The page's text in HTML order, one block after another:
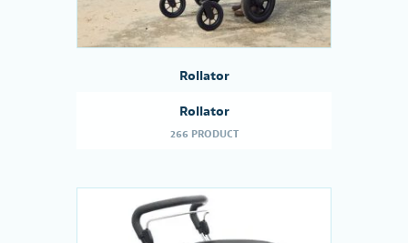
Rollator
Rollator
266 PRODUCT